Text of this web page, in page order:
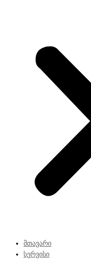
მთავარი
სერვისი